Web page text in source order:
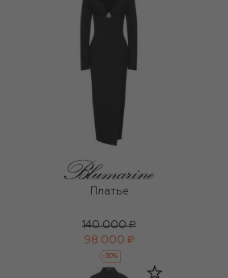
Платье
140 000 ₽
98 000 ₽
-30%